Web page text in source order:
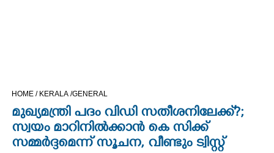
CINEMA
OPINION
HOME / KERALA /GENERAL
മുഖ്യമന്ത്രി പദം വിഡി സതീശനിലേക്ക്?;
സ്വയം മാറിനിൽക്കാൻ കെ സിക്ക്
സമ്മർദ്ദമെന്ന് സൂചന, വീണ്ടും ട്വിസ്റ്റ്